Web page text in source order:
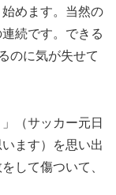
めます。当然の
続です。できる
のに気が失せて
（サッカー元日
ます）を思い出
して傷ついて、